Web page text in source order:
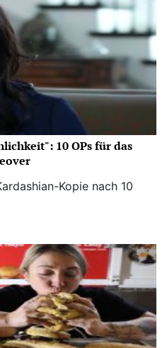
10 OPs für das
Kopie nach 10